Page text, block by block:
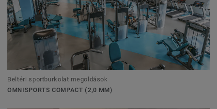
Beltéri sportburkolat megoldások
OMNISPORTS COMPACT (2,0 MM)